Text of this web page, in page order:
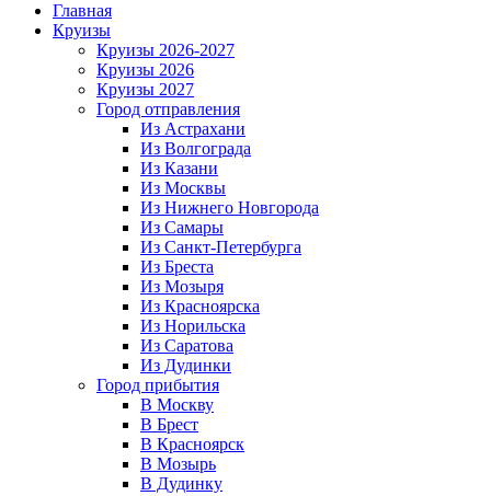
Главная
Круизы
Круизы 2026-2027
Круизы 2026
Круизы 2027
Город отправления
Из Астрахани
Из Волгограда
Из Казани
Из Москвы
Из Нижнего Новгорода
Из Самары
Из Санкт-Петербурга
Из Бреста
Из Мозыря
Из Красноярска
Из Норильска
Из Саратова
Из Дудинки
Город прибытия
В Москву
В Брест
В Красноярск
В Мозырь
В Дудинку